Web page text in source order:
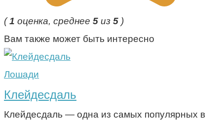
(1 оценка, среднее 5 из 5 )
Вам также может быть интересно
Лошади
Клейдесдаль
Клейдесдаль — одна из самых популярных в